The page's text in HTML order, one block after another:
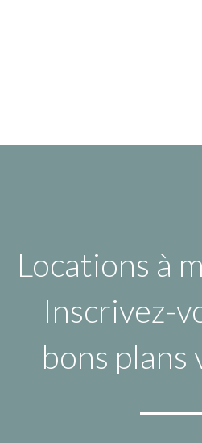
Locations à
Inscrivez-
bons plans